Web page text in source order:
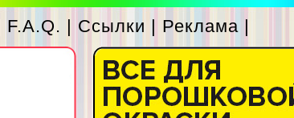
F.A.Q. | Ссылки | Реклама |